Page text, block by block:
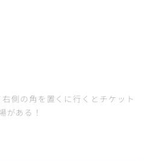
側の角を置くに行くとチケット
がある！